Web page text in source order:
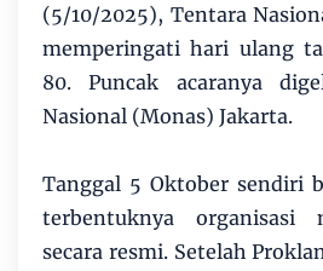
(5/10/2025), Tentara
memperingati hari ulang
80. Puncak acaranya
Nasional (Monas) Jakarta.
Tanggal 5 Oktober sendiri
terbentuknya organisasi
secara resmi. Setelah